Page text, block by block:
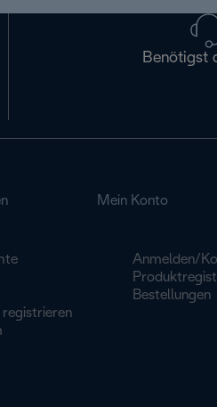
Benötigst
Mein Konto
Anmelden/
Bestellungen